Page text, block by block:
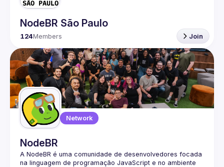
NodeBR São Paulo
124Members Join
Network
NodeBR
A NodeBR é uma comunidade de desenvolvedores focada
na linguagem de programação JavaScript e no ambiente